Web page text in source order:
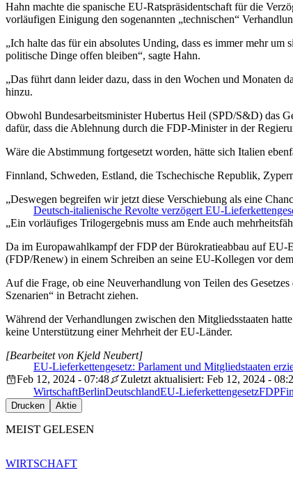
Hahn machte die spanische EU-Ratspräsidentschaft für die
vorläufigen Einigung den sogenannten „technischen“
„Ich halte das für ein absolutes Unding, dass es immer mehr
politische Dinge offen bleiben“, sagte Hahn.
„Das führt dann leider dazu, dass in den Wochen und Monaten
hinzu.
Obwohl Bundesarbeitsminister Hubertus Heil (SPD/S&D) das
dafür, dass die Ablehnung durch die FDP-Minister in der
Wäre die Abstimmung fortgesetzt worden, hätte sich Italien
Finnland, Schweden, Estland, die Tschechische Republik,
Deutsch-italienische Revolte verzögert EU-
„Deswegen begreifen wir jetzt diese Verschiebung als eine
„Ein vorläufiges Trilogergebnis muss am Ende auch
Da im Europawahlkampf der FDP der Bürokratieabbau auf EU-
(FDP/Renew) in einem Schreiben an seine EU-Kollegen vor
Auf die Frage, ob eine Neuverhandlung von Teilen des
Szenarien“ in Betracht ziehen.
Während der Verhandlungen zwischen den Mitgliedsstaaten
keine Unterstützung einer Mehrheit der EU-Länder.
EU-Lieferkettengesetz: Parlament und Mitgliedstaaten
[Bearbeitet von Kjeld Neubert]
Feb 12, 2024 - 07:48
Zuletzt aktualisiert: Feb 12, 2024 -
WirtschaftBerlinDeutschlandEU-LieferkettengesetzFDP
Drucken Aktie
MEIST GELESEN
WIRTSCHAFT